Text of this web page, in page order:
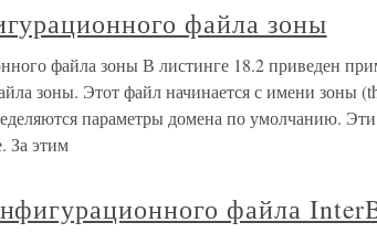
файла зоны
файла зоны В листинге 18.2 приведен
зоны. Этот файл начинается с имени зоны
параметры домена по умолчанию.
За этим
файла